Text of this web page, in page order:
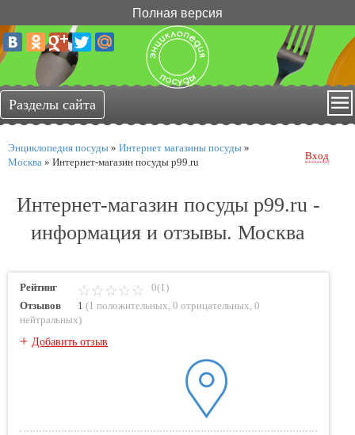
Полная версия
Энциклопедия посуды » Интернет магазины посуды »
Москва » Интернет-магазин посуды p99.ru
Вход
Интернет-магазин посуды p99.ru -
информация и отзывы. Москва
Рейтинг
0(1)
Отзывов
1 (1 положительных 0 отрицательных 0
нейтральных)
+ Добавить отзыв